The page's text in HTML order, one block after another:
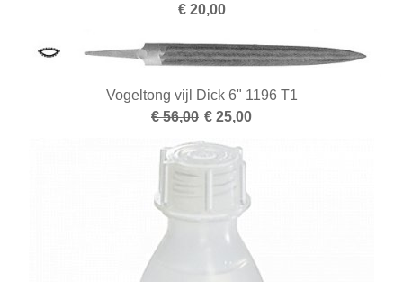
€ 20,00
Vogeltong vijl Dick 6" 1196 T1
€ 56,00 € 25,00